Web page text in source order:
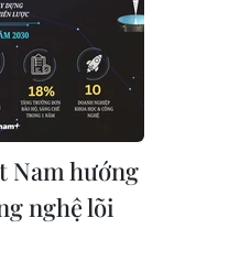
Nam hướng
nghệ lõi